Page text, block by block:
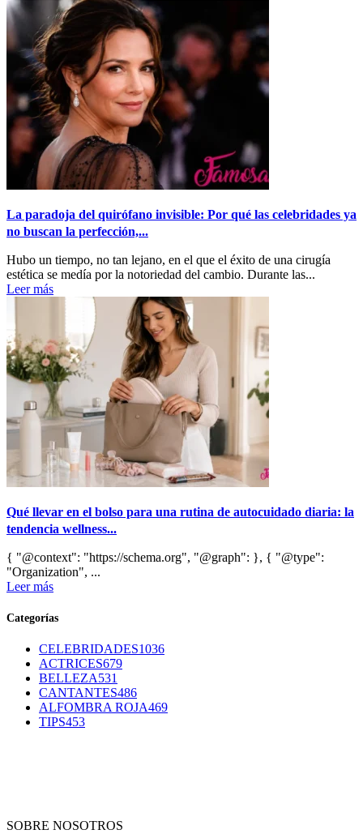
La paradoja del quirófano invisible: Por qué las celebridades ya
no buscan la perfección,...
Hubo un tiempo, no tan lejano, en el que el éxito de una cirugía
estética se medía por la notoriedad del cambio. Durante las...
Leer más
Qué llevar en el bolso para una rutina de autocuidado diaria: la
tendencia wellness...
{ "@context": "https://schema.org", "@graph": }, { "@type":
"Organization", ...
Leer más
Categorías
CELEBRIDADES1036
ACTRICES679
BELLEZA531
CANTANTES486
ALFOMBRA ROJA469
TIPS453
SOBRE NOSOTROS